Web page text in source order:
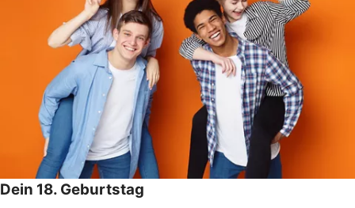
Dein 18. Geburtstag